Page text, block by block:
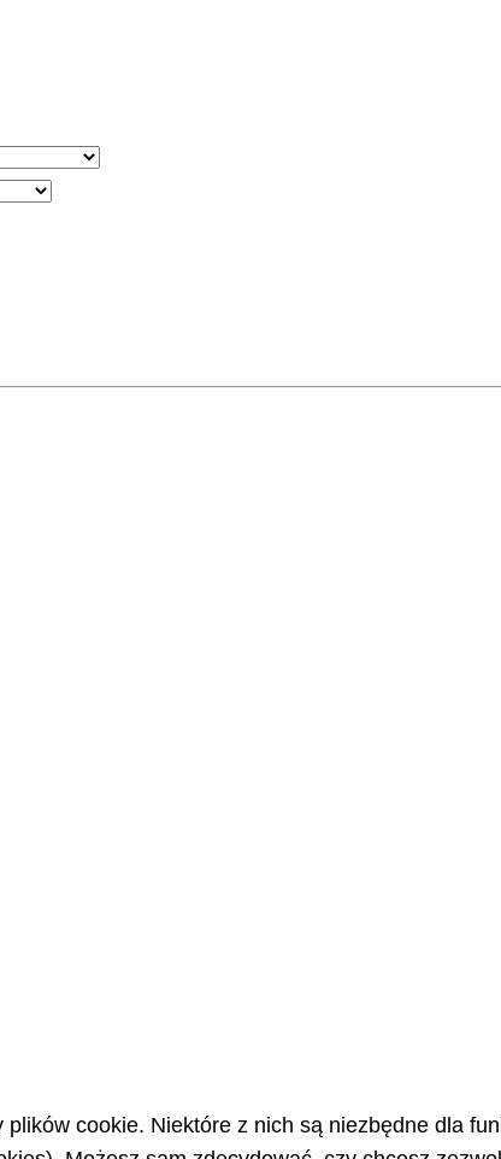
cookie. Niektóre z nich są niezbędne dla